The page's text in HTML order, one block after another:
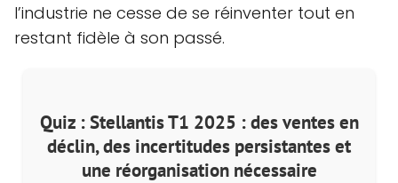
l’industrie ne cesse de se réinventer tout en
restant fidèle à son passé.
Quiz : Stellantis T1 2025 : des ventes en
déclin, des incertitudes persistantes et
une réorganisation nécessaire